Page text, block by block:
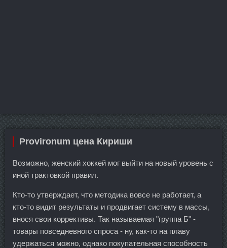
Provironum цена Кириши
Возможно, женский хоккей мог выйти на новый уровень с
иной трактовкой правил.
Кто-то утверждает, что методика вовсе не работает, а
кто-то видит результаты и продвигает систему в массы,
внося свои коррективы. Так называемая "группа Б" -
товары повседневного спроса - ну, как-то на плаву
удержаться можно, однако покупательная способность